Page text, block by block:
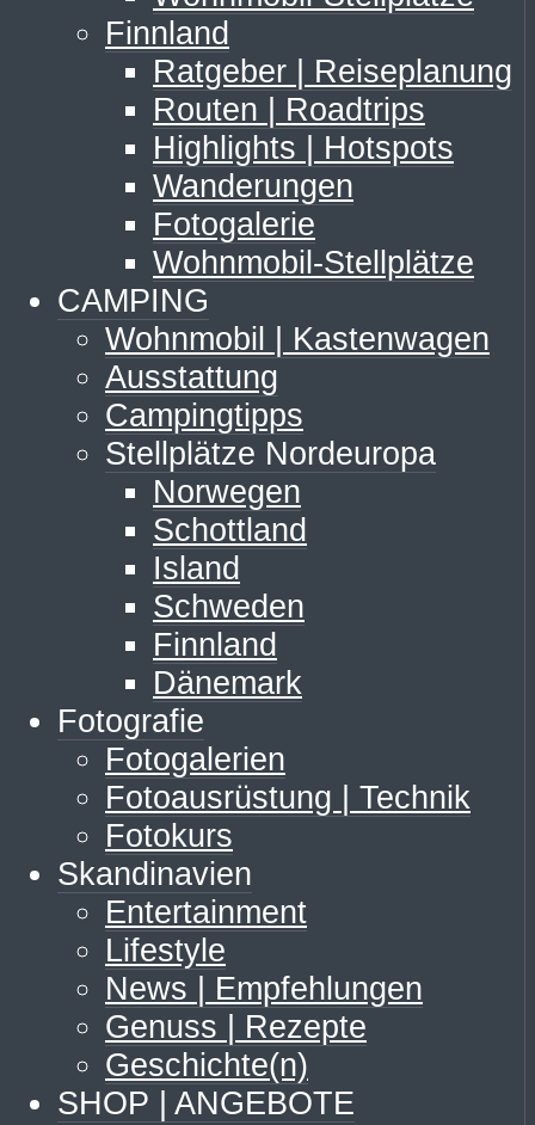
Finnland
Ratgeber | Reiseplanung
Routen | Roadtrips
Highlights | Hotspots
Wanderungen
Fotogalerie
Wohnmobil-Stellplätze
CAMPING
Wohnmobil | Kastenwagen
Ausstattung
Campingtipps
Stellplätze Nordeuropa
Norwegen
Schottland
Island
Schweden
Finnland
Dänemark
Fotografie
Fotogalerien
Fotoausrüstung | Technik
Fotokurs
Skandinavien
Entertainment
Lifestyle
News | Empfehlungen
Genuss | Rezepte
Geschichte(n)
SHOP | ANGEBOTE